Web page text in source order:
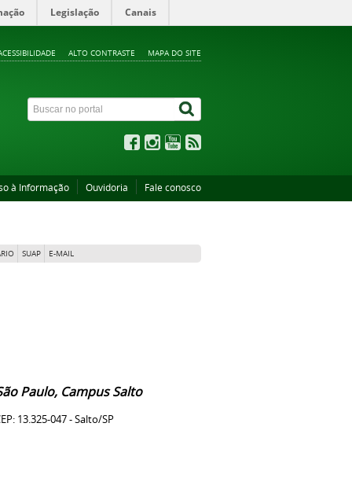
Legislação Canais
ALTO CONTRASTE MAPA DO SITE
à Informação Ouvidoria Fale conosco
SUAP E-MAIL
Paulo, Campus Salto
13.325-047 - Salto/SP